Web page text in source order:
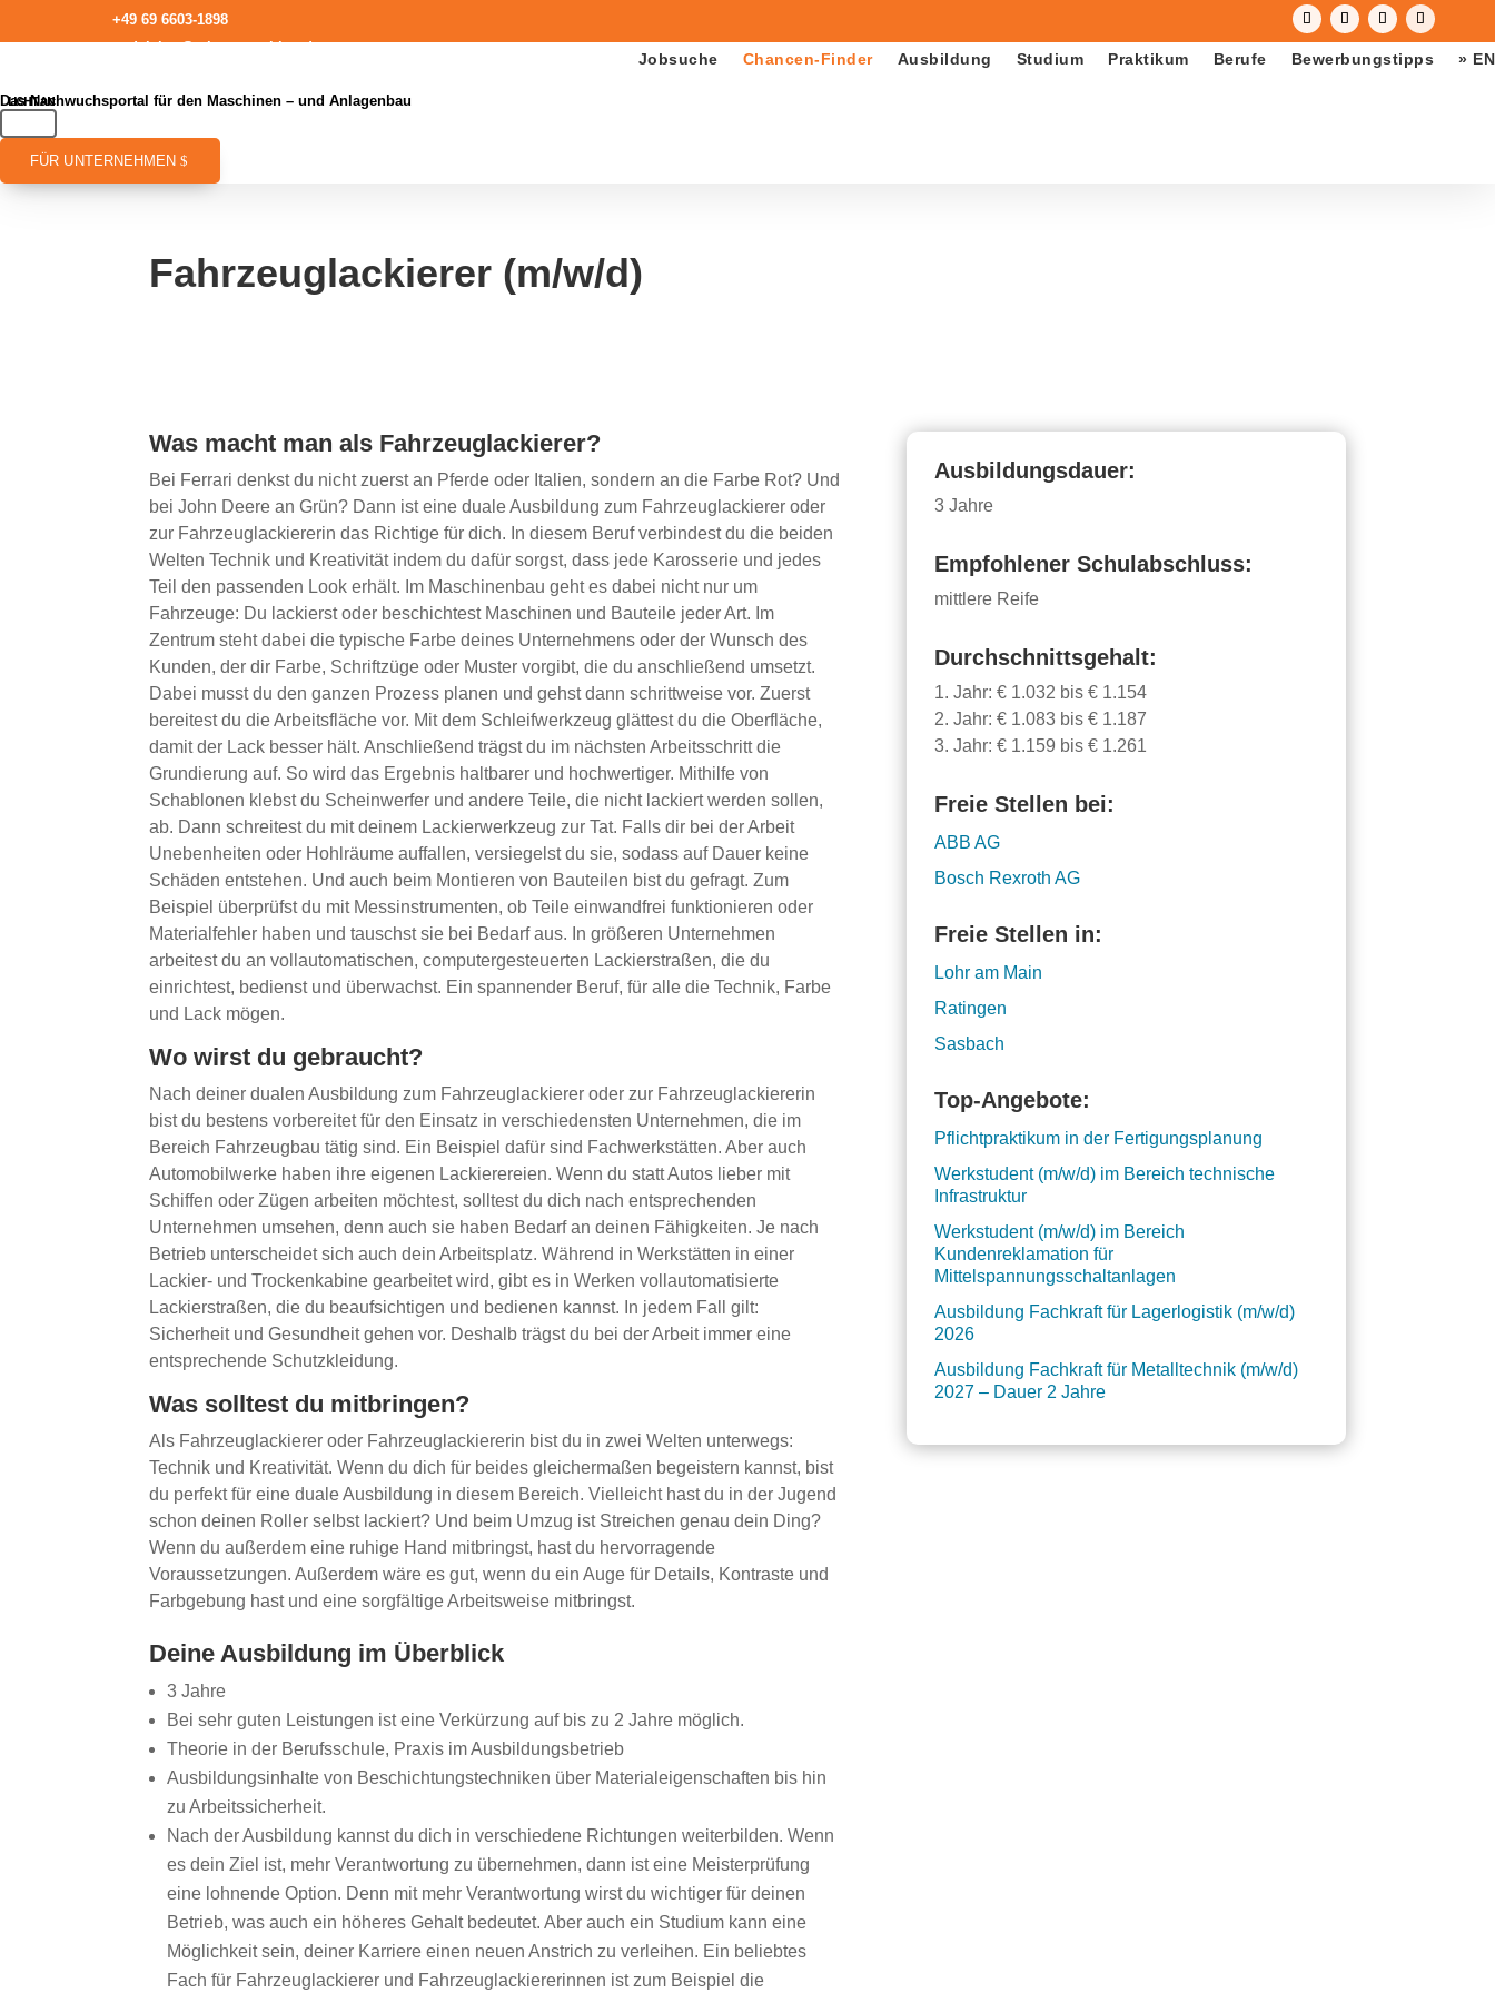
+49 69 6603-1898
redaktion@talentmaschine.de
Jobsuche Chancen-Finder Ausbildung Studium Praktikum Berufe Bewerbungstipps » EN
Das Nachwuchsportal für den Maschinen – und Anlagenbau
FÜR UNTERNEHMEN
Fahrzeuglackierer (m/w/d)
Was macht man als Fahrzeuglackierer?
Bei Ferrari denkst du nicht zuerst an Pferde oder Italien, sondern an die Farbe Rot? Und
bei John Deere an Grün? Dann ist eine duale Ausbildung zum Fahrzeuglackierer oder
zur Fahrzeuglackiererin das Richtige für dich. In diesem Beruf verbindest du die beiden
Welten Technik und Kreativität indem du dafür sorgst, dass jede Karosserie und jedes
Teil den passenden Look erhält. Im Maschinenbau geht es dabei nicht nur um
Fahrzeuge: Du lackierst oder beschichtest Maschinen und Bauteile jeder Art. Im
Zentrum steht dabei die typische Farbe deines Unternehmens oder der Wunsch des
Kunden, der dir Farbe, Schriftzüge oder Muster vorgibt, die du anschließend umsetzt.
Dabei musst du den ganzen Prozess planen und gehst dann schrittweise vor. Zuerst
bereitest du die Arbeitsfläche vor. Mit dem Schleifwerkzeug glättest du die Oberfläche,
damit der Lack besser hält. Anschließend trägst du im nächsten Arbeitsschritt die
Grundierung auf. So wird das Ergebnis haltbarer und hochwertiger. Mithilfe von
Schablonen klebst du Scheinwerfer und andere Teile, die nicht lackiert werden sollen,
ab. Dann schreitest du mit deinem Lackierwerkzeug zur Tat. Falls dir bei der Arbeit
Unebenheiten oder Hohlräume auffallen, versiegelst du sie, sodass auf Dauer keine
Schäden entstehen. Und auch beim Montieren von Bauteilen bist du gefragt. Zum
Beispiel überprüfst du mit Messinstrumenten, ob Teile einwandfrei funktionieren oder
Materialfehler haben und tauschst sie bei Bedarf aus. In größeren Unternehmen
arbeitest du an vollautomatischen, computergesteuerten Lackierstraßen, die du
einrichtest, bedienst und überwachst. Ein spannender Beruf, für alle die Technik, Farbe
und Lack mögen.
Wo wirst du gebraucht?
Nach deiner dualen Ausbildung zum Fahrzeuglackierer oder zur Fahrzeuglackiererin
bist du bestens vorbereitet für den Einsatz in verschiedensten Unternehmen, die im
Bereich Fahrzeugbau tätig sind. Ein Beispiel dafür sind Fachwerkstätten. Aber auch
Automobilwerke haben ihre eigenen Lackierereien. Wenn du statt Autos lieber mit
Schiffen oder Zügen arbeiten möchtest, solltest du dich nach entsprechenden
Unternehmen umsehen, denn auch sie haben Bedarf an deinen Fähigkeiten. Je nach
Betrieb unterscheidet sich auch dein Arbeitsplatz. Während in Werkstätten in einer
Lackier- und Trockenkabine gearbeitet wird, gibt es in Werken vollautomatisierte
Lackierstraßen, die du beaufsichtigen und bedienen kannst. In jedem Fall gilt:
Sicherheit und Gesundheit gehen vor. Deshalb trägst du bei der Arbeit immer eine
entsprechende Schutzkleidung.
Was solltest du mitbringen?
Als Fahrzeuglackierer oder Fahrzeuglackiererin bist du in zwei Welten unterwegs:
Technik und Kreativität. Wenn du dich für beides gleichermaßen begeistern kannst, bist
du perfekt für eine duale Ausbildung in diesem Bereich. Vielleicht hast du in der Jugend
schon deinen Roller selbst lackiert? Und beim Umzug ist Streichen genau dein Ding?
Wenn du außerdem eine ruhige Hand mitbringst, hast du hervorragende
Voraussetzungen. Außerdem wäre es gut, wenn du ein Auge für Details, Kontraste und
Farbgebung hast und eine sorgfältige Arbeitsweise mitbringst.
Deine Ausbildung im Überblick
3 Jahre
Bei sehr guten Leistungen ist eine Verkürzung auf bis zu 2 Jahre möglich.
Theorie in der Berufsschule, Praxis im Ausbildungsbetrieb
Ausbildungsinhalte von Beschichtungstechniken über Materialeigenschaften bis hin
zu Arbeitssicherheit.
Nach der Ausbildung kannst du dich in verschiedene Richtungen weiterbilden. Wenn
es dein Ziel ist, mehr Verantwortung zu übernehmen, dann ist eine Meisterprüfung
eine lohnende Option. Denn mit mehr Verantwortung wirst du wichtiger für deinen
Betrieb, was auch ein höheres Gehalt bedeutet. Aber auch ein Studium kann eine
Möglichkeit sein, deiner Karriere einen neuen Anstrich zu verleihen. Ein beliebtes
Fach für Fahrzeuglackierer und Fahrzeuglackiererinnen ist zum Beispiel die
Ausbildungsdauer:
3 Jahre
Empfohlener Schulabschluss:
mittlere Reife
Durchschnittsgehalt:
1. Jahr: € 1.032 bis € 1.154
2. Jahr: € 1.083 bis € 1.187
3. Jahr: € 1.159 bis € 1.261
Freie Stellen bei:
ABB AG
Bosch Rexroth AG
Freie Stellen in:
Lohr am Main
Ratingen
Sasbach
Top-Angebote:
Pflichtpraktikum in der Fertigungsplanung
Werkstudent (m/w/d) im Bereich technische
Infrastruktur
Werkstudent (m/w/d) im Bereich
Kundenreklamation für
Mittelspannungsschaltanlagen
Ausbildung Fachkraft für Lagerlogistik (m/w/d)
2026
Ausbildung Fachkraft für Metalltechnik (m/w/d)
2027 – Dauer 2 Jahre